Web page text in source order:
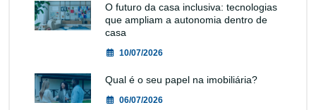
O futuro da casa inclusiva: tecnologias
que ampliam a autonomia dentro de
casa
10/07/2026
Qual é o seu papel na imobiliária?
06/07/2026